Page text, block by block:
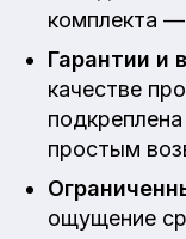
комплекта
Гарантии и
качестве
простым
ощущение